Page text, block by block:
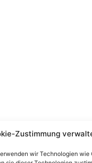
Zustimmung
wir Technologien